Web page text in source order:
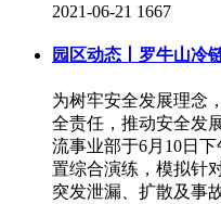
2021-06-21 1667
园区动态丨罗牛山冷
为树牢安全发展理念
全责任，推动安全发
流事业部于6月10日
置综合演练，模拟针
突发泄漏、扩散及事